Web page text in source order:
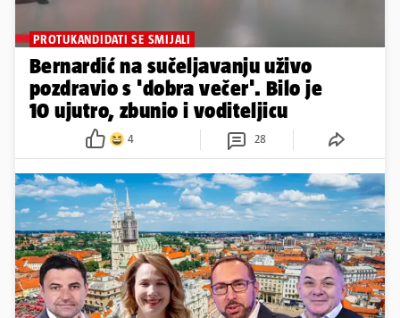
PROTUKANDIDATI SE SMIJALI
Bernardić na sučeljavanju uživo
pozdravio s 'dobra večer'. Bilo je
10 ujutro, zbunio i voditeljicu
4 28